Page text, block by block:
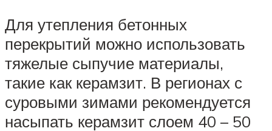
Для утепления бетонных
перекрытий можно использовать
тяжелые сыпучие материалы,
такие как керамзит. В регионах с
суровыми зимами рекомендуется
насыпать керамзит слоем 40 – 50